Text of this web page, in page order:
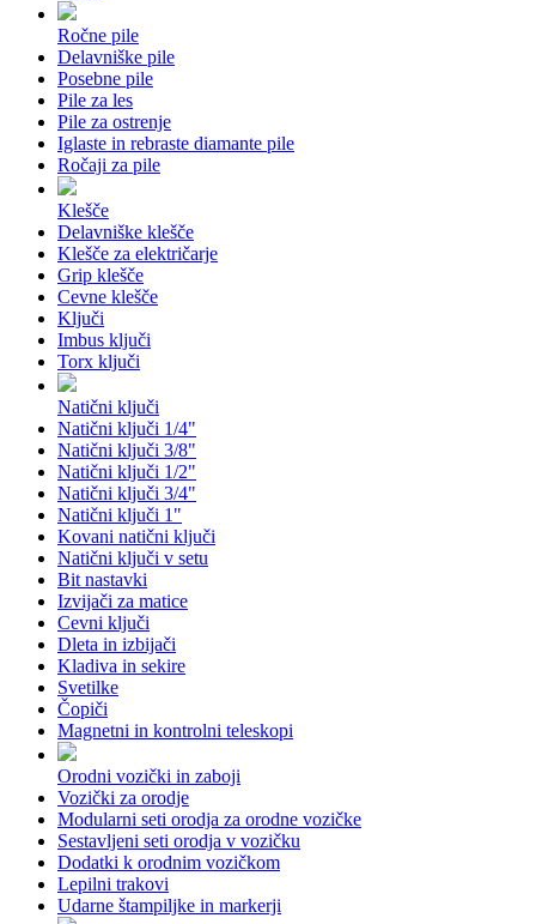
Ročne pile
Delavniške pile
Posebne pile
Pile za les
Pile za ostrenje
Iglaste in rebraste diamante pile
Ročaji za pile
Klešče
Delavniške klešče
Klešče za električarje
Grip klešče
Cevne klešče
Ključi
Imbus ključi
Torx ključi
Natični ključi
Natični ključi 1/4"
Natični ključi 3/8"
Natični ključi 1/2"
Natični ključi 3/4"
Natični ključi 1"
Kovani natični ključi
Natični ključi v setu
Bit nastavki
Izvijači za matice
Cevni ključi
Dleta in izbijači
Kladiva in sekire
Svetilke
Čopiči
Magnetni in kontrolni teleskopi
Orodni vozički in zaboji
Vozički za orodje
Modularni seti orodja za orodne vozičke
Sestavljeni seti orodja v vozičku
Dodatki k orodnim vozičkom
Lepilni trakovi
Udarne štampiljke in markerji